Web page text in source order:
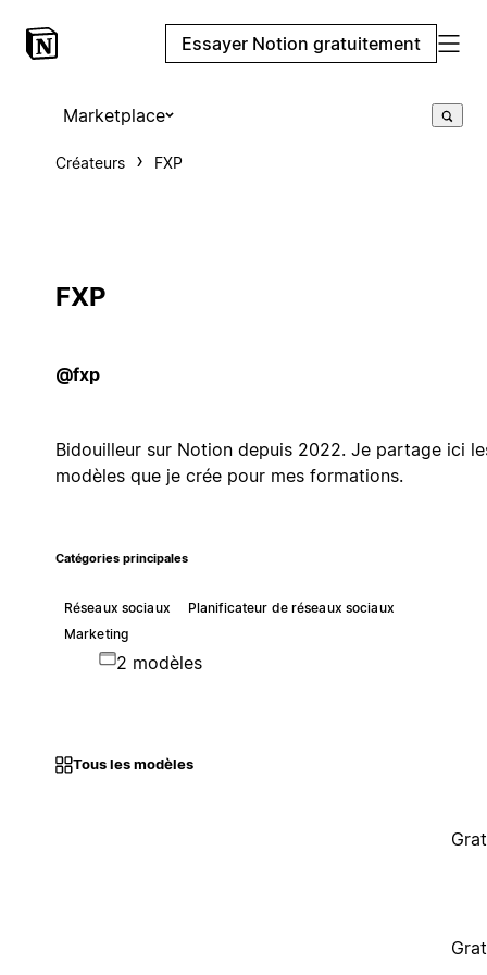
Essayer Notion gratuitement
Marketplace
Créateurs FXP
FXP
@fxp
Bidouilleur sur Notion depuis 2022. Je partage ici
modèles que je crée pour mes formations.
Catégories principales
Réseaux sociaux
Planificateur de réseaux sociaux
Marketing
2 modèles
Tous les modèles